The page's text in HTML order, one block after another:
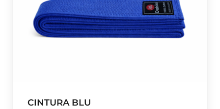
CINTURA BLU